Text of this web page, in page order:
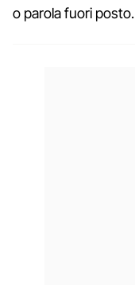
o parola fuori posto.